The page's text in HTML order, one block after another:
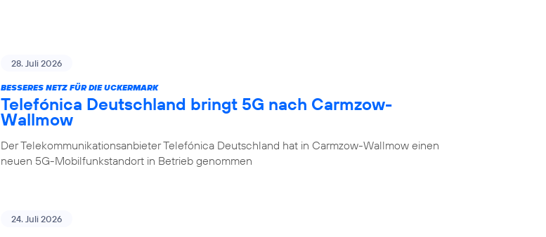
28. Juli 2026
BESSERES NETZ FÜR DIE UCKERMARK
Telefónica Deutschland bringt 5G nach Carmzow-
Wallmow
Der Telekommunikationsanbieter Telefónica Deutschland hat in Carmzow-Wallmow einen
neuen 5G-Mobilfunkstandort in Betrieb genommen
24. Juli 2026